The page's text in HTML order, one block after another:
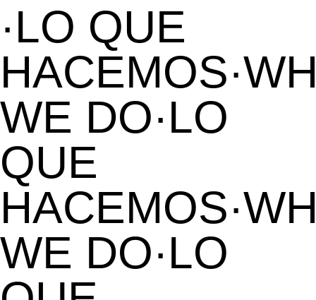
·LO QUE
WE DO·LO
QUE
WE DO·LO